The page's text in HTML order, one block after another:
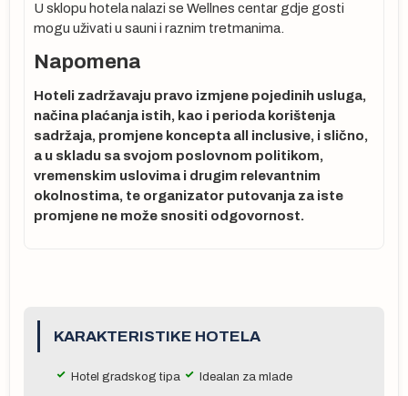
U sklopu hotela nalazi se Wellnes centar gdje gosti
mogu uživati u sauni i raznim tretmanima.
Napomena
Hoteli zadržavaju pravo izmjene pojedinih usluga,
načina plaćanja istih, kao i perioda korištenja
sadržaja, promjene koncepta all inclusive, i slično,
a u skladu sa svojom poslovnom politikom,
vremenskim uslovima i drugim relevantnim
okolnostima, te organizator putovanja za iste
promjene ne može snositi odgovornost.
KARAKTERISTIKE HOTELA
Hotel gradskog tipa Idealan za mlade